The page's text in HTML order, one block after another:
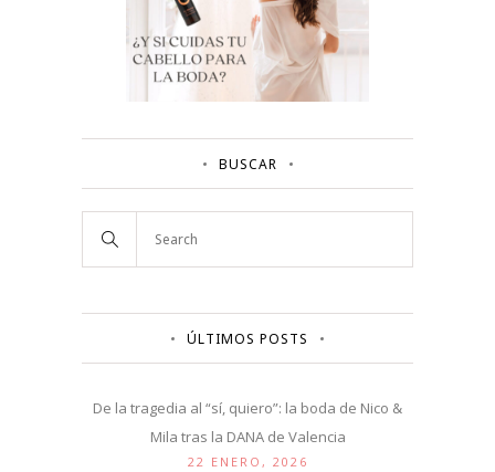
BUSCAR
ÚLTIMOS POSTS
De la tragedia al “sí, quiero”: la boda de Nico &
Mila tras la DANA de Valencia
22 ENERO, 2026